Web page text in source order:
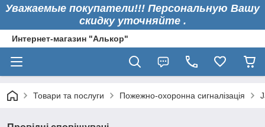
Уважаемые покупатели!!! Персональную Вашу
скидку уточняйте .
Интернет-магазин "Алькор"
Товари та послуги Пожежно-охоронна сигналізація